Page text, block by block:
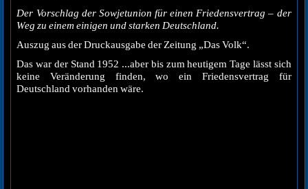
Der Vorschlag der Sowjetunion für einen Friedensvertrag – der
Weg zu einem einigen und starken Deutschland.
Auszug aus der Druckausgabe der Zeitung „Das Volk“.
Das war der Stand 1952 ...aber bis zum heutigem Tage lässt sich
keine Veränderung finden, wo ein Friedensvertrag für
Deutschland vorhanden wäre.